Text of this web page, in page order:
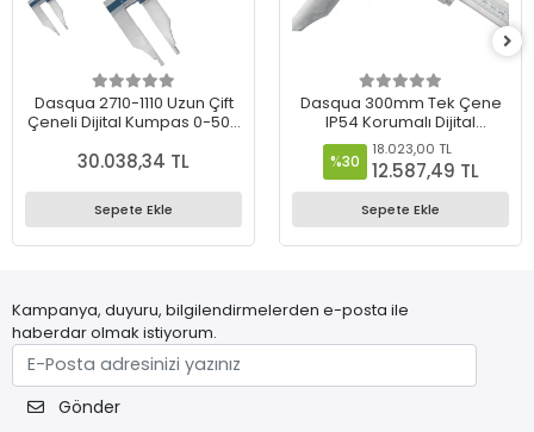
Dasqua 2710-1110 Uzun Çift
Çeneli Dijital Kumpas 0-500
30.038,34 TL
Sepete Ekle
Dasqua 300mm Tek Çene
IP54 Korumalı Dijital
Kumpas – 0.01 mm
Hassasiyet - 2220-8105
%30
18.023,00 TL
12.587,49 TL
Sepete Ekle
Kampanya, duyuru, bilgilendirmelerden e-posta ile
haberdar olmak istiyorum.
Gönder